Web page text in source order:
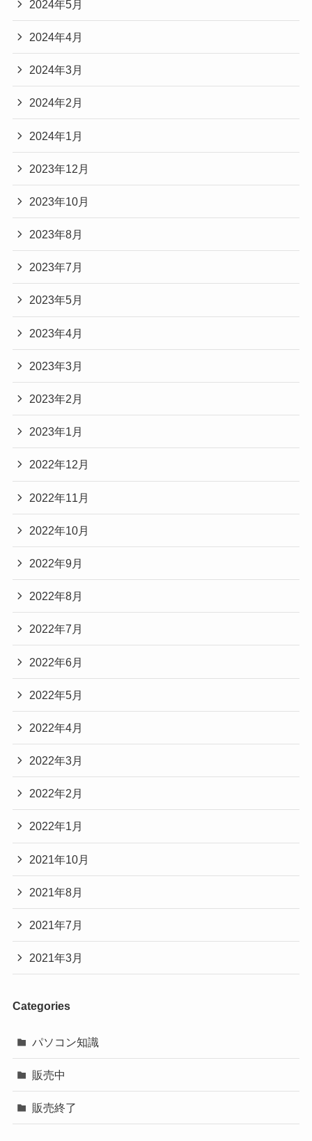
2024年5月
2024年4月
2024年3月
2024年2月
2024年1月
2023年12月
2023年10月
2023年8月
2023年7月
2023年5月
2023年4月
2023年3月
2023年2月
2023年1月
2022年12月
2022年11月
2022年10月
2022年9月
2022年8月
2022年7月
2022年6月
2022年5月
2022年4月
2022年3月
2022年2月
2022年1月
2021年10月
2021年8月
2021年7月
2021年3月
Categories
パソコン知識
販売中
販売終了